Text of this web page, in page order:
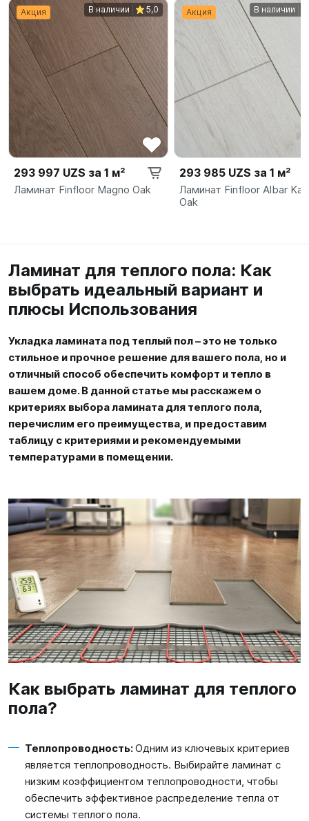
Акция В наличии 5,0
293 997 UZS за 1 м²
Ламинат Finfloor Magno Oak
Акция В наличии
293 985 UZS за 1 м²
Ламинат Finfloor Albar
Oak
Ламинат для теплого пола: Как
выбрать идеальный вариант и
плюсы Использования
Укладка ламината под теплый пол – это не только
стильное и прочное решение для вашего пола, но и
отличный способ обеспечить комфорт и тепло в
вашем доме. В данной статье мы расскажем о
критериях выбора ламината для теплого пола,
перечислим его преимущества, и предоставим
таблицу с критериями и рекомендуемыми
температурами в помещении.
Как выбрать ламинат для теплого
пола?
Теплопроводность:Одним из ключевых критериев
является теплопроводность. Выбирайте ламинат с
низким коэффициентом теплопроводности, чтобы
обеспечить эффективное распределение тепла от
системы теплого пола.